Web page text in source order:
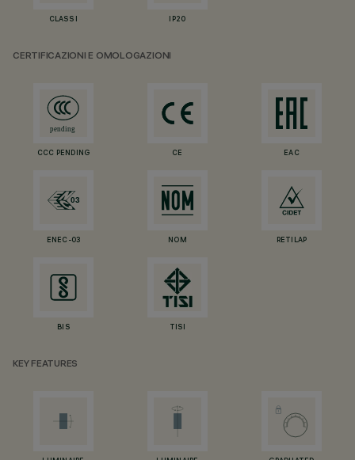
CLASS I IP20
CERTIFICAZIONI E OMOLOGAZIONI
CCC PENDING CE EAC
ENEC-03 NOM RETILAP
BIS TISI
KEY FEATURES